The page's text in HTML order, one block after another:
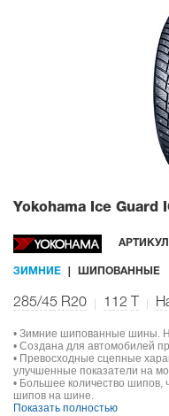
Yokohama Ice Guard
ЗИМНИЕ ШИПОВАННЫЕ
285/45 R20 112
• Зимние шипованные шины.
• Создана для автомобилей
• Превосходные сцепные
улучшенные показатели на
• Большее количество
шипов на шине.
Показать полностью